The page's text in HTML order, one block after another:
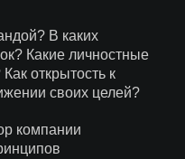
В каких
Какие личностные
открытость к
своих целей?
компании